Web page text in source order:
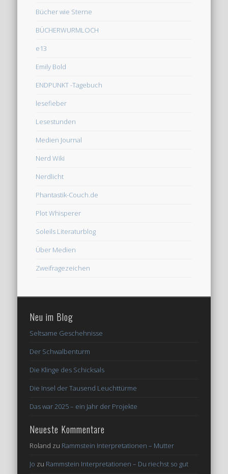
Bücher wie Sterne
BÜCHERWURMLOCH
e13
Emily Bold
ENDPUNKT -Tagebuch
lesefieber
Lesestunden
Medien Journal
Nerd Wiki
Nerdlicht
Phantastik-Couch.de
Plot Whisperer
Soleils Literaturblog
Über Medien
Zweifragezeichen
Neu im Blog
Seltsame Geschehnisse
Der Schwalbenturm
Die Klinge des Schicksals
Die Insel der Tausend Leuchttürme
Das war 2025 – ein Jahr der Projekte
Neueste Kommentare
Roland zu Rammstein Interpretationen – Mutter
Jo zu Rammstein Interpretationen – Du riechst so gut